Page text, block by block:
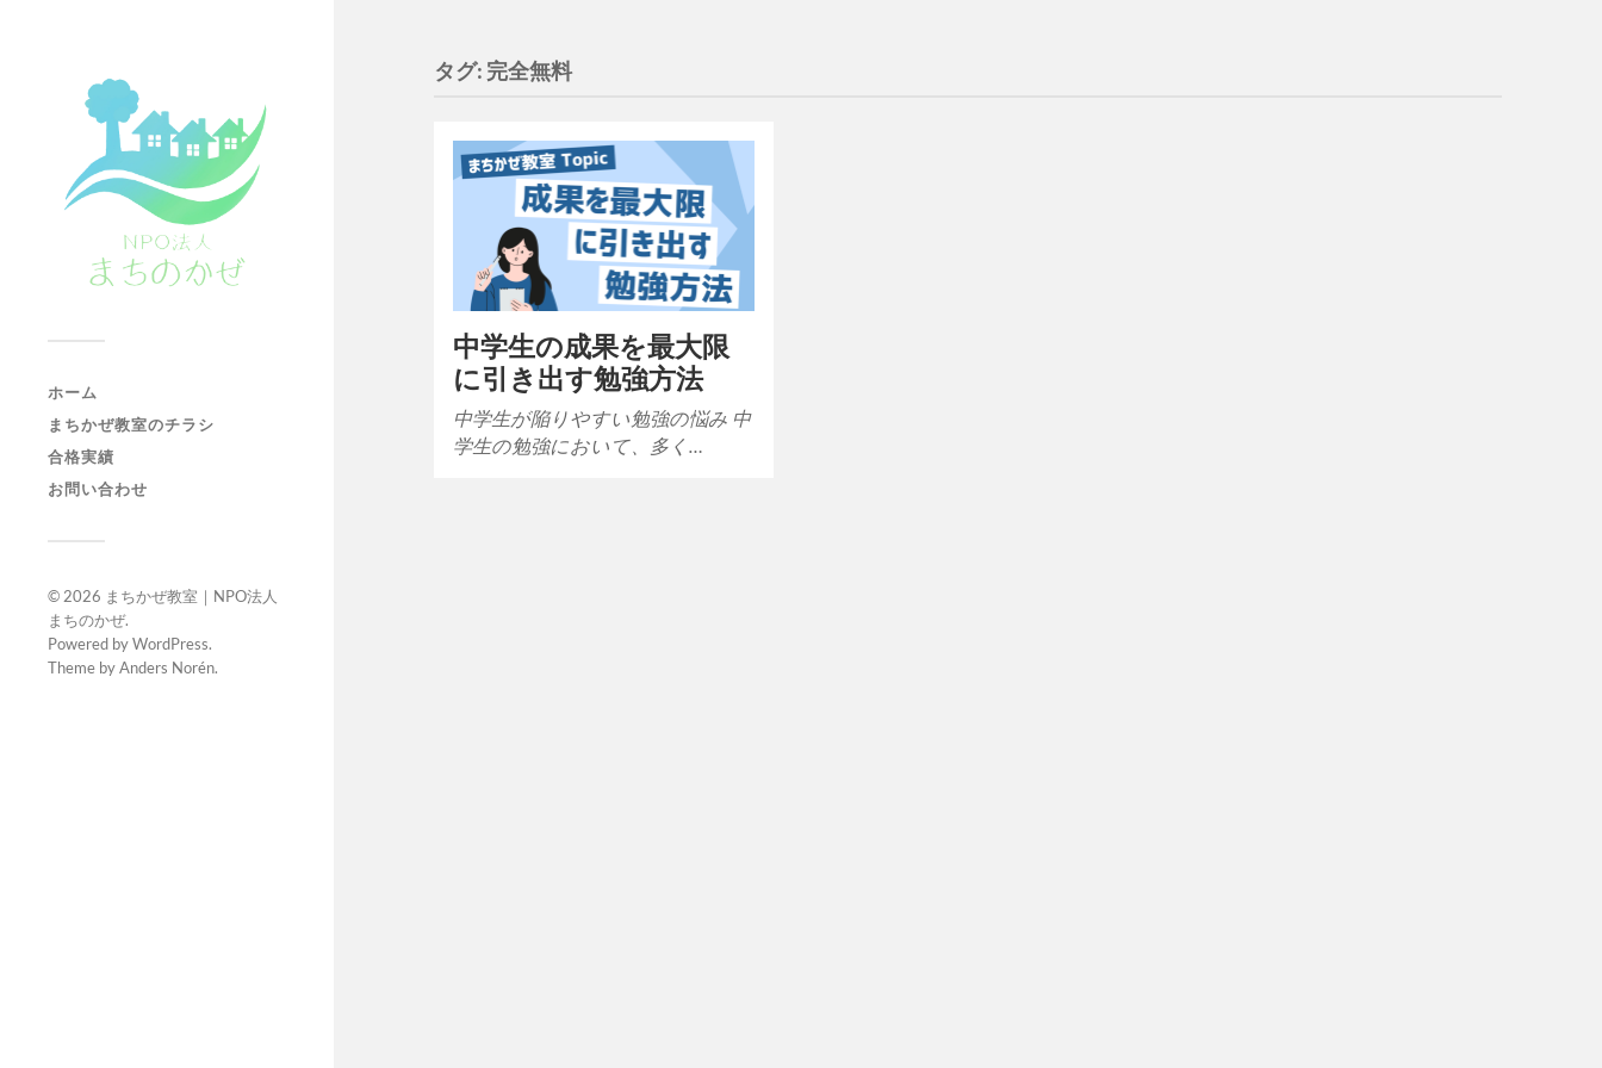
ホーム
まちかぜ教室のチラシ
合格実績
お問い合わせ
© 2026 まちかぜ教室｜NPO法人
まちのかぜ.
Powered byWordPress.
Theme byAnders Norén.
タグ: 完全無料
中学生の成果を最大限
に引き出す勉強方法
中学生が陥りやすい勉強の悩み 中
学生の勉強において、多く…